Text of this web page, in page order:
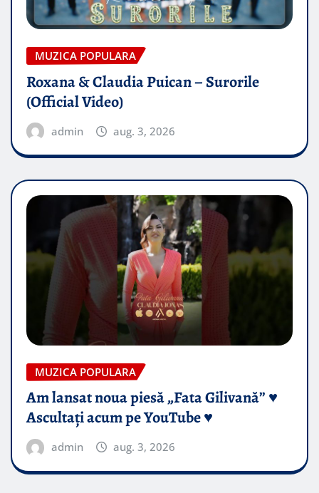
MUZICA POPULARA
Roxana & Claudia Puican – Surorile
(Official Video)
admin aug. 3, 2026
MUZICA POPULARA
Am lansat noua piesă „Fata Gilivană” ♥️
Ascultați acum pe YouTube ♥️
admin aug. 3, 2026